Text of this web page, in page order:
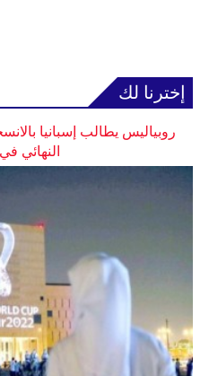
إخترنا لك
روبياليس يطالب إسبانيا
النهائي